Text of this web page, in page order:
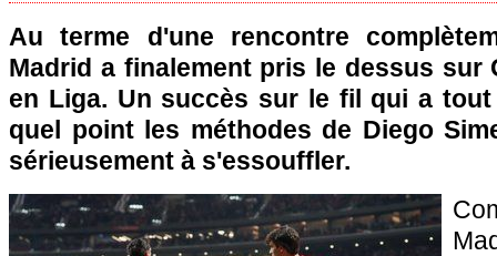
Au terme d'une rencontre
Madrid a finalement pris le dessus sur
en Liga. Un succès sur le fil qui a tout
quel point les méthodes de Diego
sérieusement à s'essouffler.